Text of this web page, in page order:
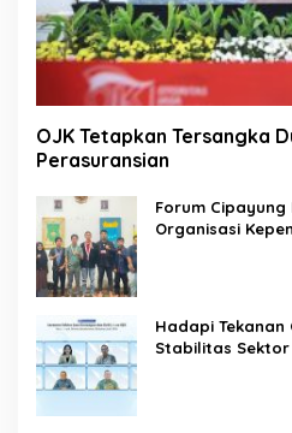
OJK Tetapkan Tersangka
Perasuransian
Forum Cipayung
Organisasi
Hadapi Tekanan
Stabilitas